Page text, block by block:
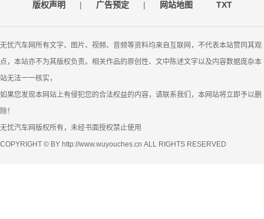
版权声明
| 广告预定 | 网站地图 TXT
无忧汽车网所有文字、图片、视频、音频等资料均来自互联网，不代表本站赞同其观
点，本站亦不为其版权负责。相关作品的原创性、文中陈述文字以及内容数据庞杂本
站无法一一核实，
如果您发现本网站上有侵犯您的合法权益的内容，请联系我们，本网站将立即予以删
除！
无忧汽车网版权所有，未经书面授权禁止使用
COPYRIGHT © BY http://www.wuyouches.cn ALL RIGHTS RESERVED